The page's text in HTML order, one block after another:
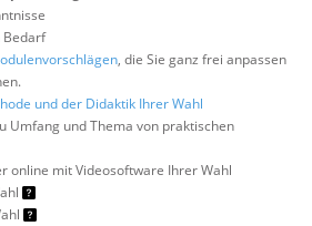
Bedarf
, die Sie ganz frei anpassen
und der Didaktik Ihrer Wahl
Umfang und Thema von praktischen
online mit Videosoftware Ihrer Wahl